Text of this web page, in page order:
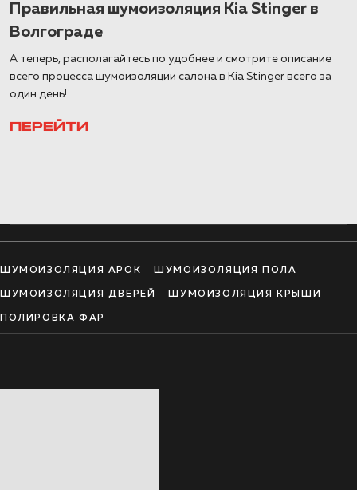
Правильная шумоизоляция Kia Stinger в
Волгограде
А теперь, располагайтесь по удобнее и смотрите описание
всего процесса шумоизоляции салона в Kia Stinger всего за
один день!
ПЕРЕЙТИ
ШУМОИЗОЛЯЦИЯ АРОК ШУМОИЗОЛЯЦИЯ ПОЛА
ШУМОИЗОЛЯЦИЯ ДВЕРЕЙ ШУМОИЗОЛЯЦИЯ КРЫШИ
ПОЛИРОВКА ФАР